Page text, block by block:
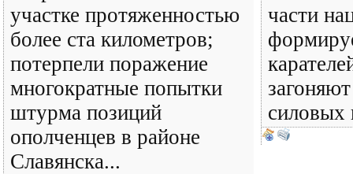
участке протяженностью
более ста километров;
потерпели поражение
многократные попытки
штурма позиций
ополченцев в районе
Славянска...
части
силовых